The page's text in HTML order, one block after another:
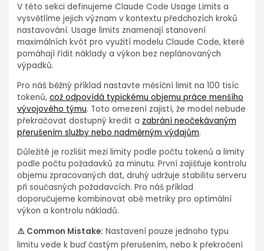
V této sekci definujeme Claude Code Usage Limits a
vysvětlíme jejich význam v kontextu předchozích kroků
nastavování. Usage limits znamenají stanovení
maximálních kvót pro ⁢využití modelu Claude Code, které
pomáhají řídit náklady a výkon bez neplánovaných
výpadků.
Pro náš běžný příklad nastavte měsíční ⁢limit na 100 tisíc
tokenů,což odpovídá typickému objemu práce menšího
vývojového týmu. Toto omezení zajistí, že model nebude
překračovat dostupný kredit a zabrání ⁤neočekávaným
přerušením služby nebo nadměrným výdajům.
Důležité je rozlišit mezi limity podle počtu tokenů a limity
podle počtu požadavků za minutu. První zajišťuje kontrolu
objemu zpracovaných dat, druhý udržuje stabilitu serveru
při současných požadavcích. Pro náš příklad
doporučujeme kombinovat obě metriky pro optimální
výkon a ⁣kontrolu nákladů.
⚠️⁢ Common Mistake: Nastavení pouze jednoho typu
⁢limitu vede⁢ k buď častým přerušením, nebo⁤ k překročení